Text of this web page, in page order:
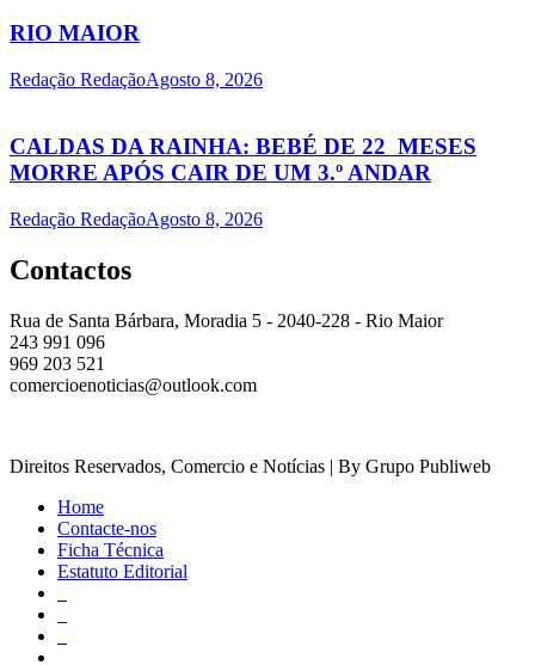
RIO MAIOR
Redação RedaçãoAgosto 8, 2026
CALDAS DA RAINHA: BEBÉ DE 22 MESES
MORRE APÓS CAIR DE UM 3.º ANDAR
Redação RedaçãoAgosto 8, 2026
Contactos
Rua de Santa Bárbara, Moradia 5 - 2040-228 - Rio Maior
243 991 096
969 203 521
comercioenoticias@outlook.com
Direitos Reservados, Comercio e Notícias | By Grupo Publiweb
Home
Contacte-nos
Ficha Técnica
Estatuto Editorial